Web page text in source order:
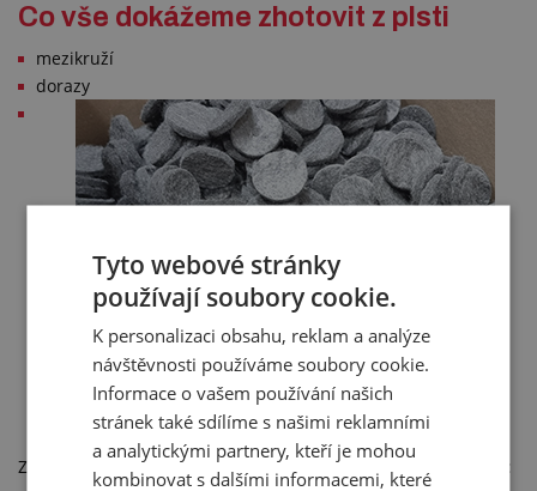
Co vše dokážeme zhotovit z plsti
mezikruží
dorazy
atypické tvary
Zhotovíme rovněž výrobky z plsti – filcu – pro textilní průmysl:
Tyto webové stránky
používají soubory cookie.
K personalizaci obsahu, reklam a analýze
návštěvnosti používáme soubory cookie.
Informace o vašem používání našich
stránek také sdílíme s našimi reklamními
a analytickými partnery, kteří je mohou
kombinovat s dalšími informacemi, které